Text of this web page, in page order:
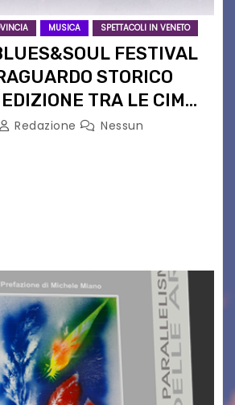
MUSICA SPETTACOLI IN VENETO
FESTIVAL
STORICO
TRA LE CIME
UNESCO
Redazione
Nessun